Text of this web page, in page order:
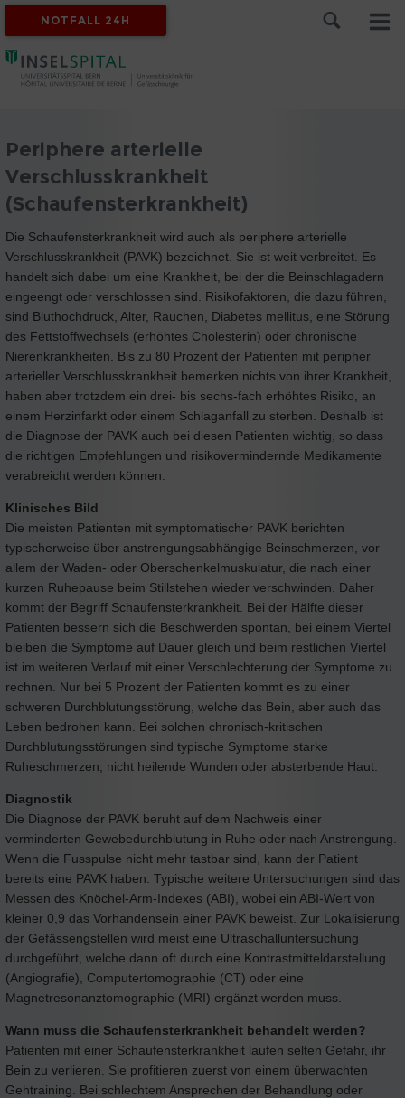
NOTFALL 24H
Periphere arterielle
Verschlusskrankheit
(Schaufensterkrankheit)
Die Schaufensterkrankheit wird auch als periphere arterielle
Verschlusskrankheit (PAVK) bezeichnet. Sie ist weit verbreitet. Es
handelt sich dabei um eine Krankheit, bei der die Beinschlagadern
eingeengt oder verschlossen sind. Risikofaktoren, die dazu führen,
sind Bluthochdruck, Alter, Rauchen, Diabetes mellitus, eine Störung
des Fettstoffwechsels (erhöhtes Cholesterin) oder chronische
Nierenkrankheiten. Bis zu 80 Prozent der Patienten mit peripher
arterieller Verschlusskrankheit bemerken nichts von ihrer Krankheit,
haben aber trotzdem ein drei- bis sechs-fach erhöhtes Risiko, an
einem Herzinfarkt oder einem Schlaganfall zu sterben. Deshalb ist
die Diagnose der PAVK auch bei diesen Patienten wichtig, so dass
die richtigen Empfehlungen und risikovermindernde Medikamente
verabreicht werden können.
Klinisches Bild
Die meisten Patienten mit symptomatischer PAVK berichten
typischerweise über anstrengungsabhängige Beinschmerzen, vor
allem der Waden- oder Oberschenkelmuskulatur, die nach einer
kurzen Ruhepause beim Stillstehen wieder verschwinden. Daher
kommt der Begriff Schaufensterkrankheit. Bei der Hälfte dieser
Patienten bessern sich die Beschwerden spontan, bei einem Viertel
bleiben die Symptome auf Dauer gleich und beim restlichen Viertel
ist im weiteren Verlauf mit einer Verschlechterung der Symptome zu
rechnen. Nur bei 5 Prozent der Patienten kommt es zu einer
schweren Durchblutungsstörung, welche das Bein, aber auch das
Leben bedrohen kann. Bei solchen chronisch-kritischen
Durchblutungsstörungen sind typische Symptome starke
Ruheschmerzen, nicht heilende Wunden oder absterbende Haut.
Diagnostik
Die Diagnose der PAVK beruht auf dem Nachweis einer
verminderten Gewebedurchblutung in Ruhe oder nach Anstrengung.
Wenn die Fusspulse nicht mehr tastbar sind, kann der Patient
bereits eine PAVK haben. Typische weitere Untersuchungen sind das
Messen des Knöchel-Arm-Indexes (ABI), wobei ein ABI-Wert von
kleiner 0,9 das Vorhandensein einer PAVK beweist. Zur Lokalisierung
der Gefässengstellen wird meist eine Ultraschalluntersuchung
durchgeführt, welche dann oft durch eine Kontrastmitteldarstellung
(Angiografie), Computertomographie (CT) oder eine
Magnetresonanztomographie (MRI) ergänzt werden muss.
Wann muss die Schaufensterkrankheit behandelt werden?
Patienten mit einer Schaufensterkrankheit laufen selten Gefahr, ihr
Bein zu verlieren. Sie profitieren zuerst von einem überwachten
Gehtraining. Bei schlechtem Ansprechen der Behandlung oder